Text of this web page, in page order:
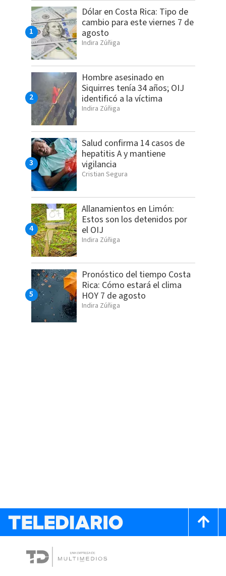
Dólar en Costa Rica: Tipo de
cambio para este viernes 7 de
agosto
Indira Zúñiga
Hombre asesinado en
Siquirres tenía 34 años; OIJ
identificó a la víctima
Indira Zúñiga
Salud confirma 14 casos de
hepatitis A y mantiene
vigilancia
Cristian Segura
Allanamientos en Limón:
Estos son los detenidos por
el OIJ
Indira Zúñiga
Pronóstico del tiempo Costa
Rica: Cómo estará el clima
HOY 7 de agosto
Indira Zúñiga